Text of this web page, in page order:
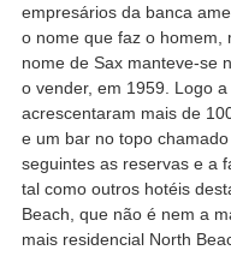
empresários da banca
o nome que faz o homem,
nome de Sax manteve-se
o vender, em 1959. Logo
acrescentaram mais de
e um bar no topo
seguintes as reservas e a
tal como outros hotéis
Beach, que não é nem a
mais residencial North